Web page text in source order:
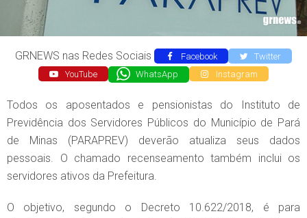
GRNEWS nas Redes Sociais Facebook
Twitter
YouTube
WhatsApp Instagram
Todos os aposentados e pensionistas do Instituto de
Previdência dos Servidores Públicos do Município de Pará
de Minas (PARAPREV) deverão atualiza seus dados
pessoais. O chamado recenseamento também inclui os
servidores ativos da Prefeitura.
O objetivo, segundo o Decreto 10.622/2018, é para